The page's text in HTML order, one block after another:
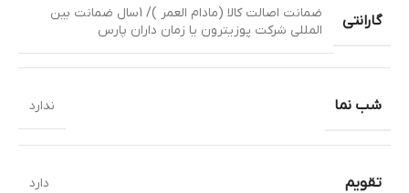
گارانتی
ضمانت اصالت کالا (مادام العمر )/ 1سال ضمانت بین
المللی شرکت پوزیترون یا زمان داران پارس
شب نما ندارد
تقویم دارد